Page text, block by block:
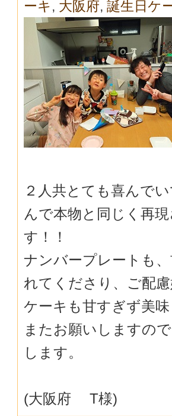
ーキ , 大阪府, 誕生日ケ
２人共とても喜んで
んで本物と同じく再
す！！
ナンバープレートも
れてくださり、 ご配
ケーキも甘すぎず美
またお願いしますの
します。
(大阪府 T様)